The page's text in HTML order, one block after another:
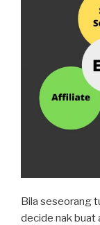
Bila seseorang
decide nak buat